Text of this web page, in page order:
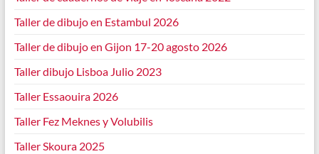
Taller de dibujo en Estambul 2026
Taller de dibujo en Gijon 17-20 agosto 2026
Taller dibujo Lisboa Julio 2023
Taller Essaouira 2026
Taller Fez Meknes y Volubilis
Taller Skoura 2025